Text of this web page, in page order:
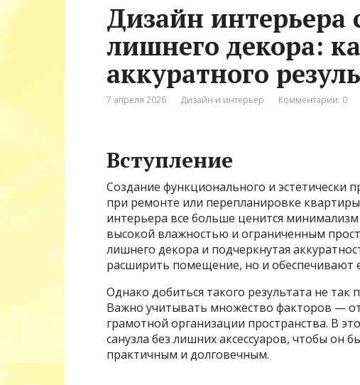
Дизайн интерьера
лишнего декора:
аккуратного
7 апреля 2026 Дизайн и интерьер Комментарии: 0
Вступление
Создание функционального и эстетически
при ремонте или перепланировке
интерьера все больше ценится
высокой влажностью и ограниченным
лишнего декора и подчеркнутая
расширить помещение, но и обеспечивают
Однако добиться такого результата не так
Важно учитывать множество факторов —
грамотной организации пространства. В
санузла без лишних аксессуаров, чтобы он
практичным и долговечным.